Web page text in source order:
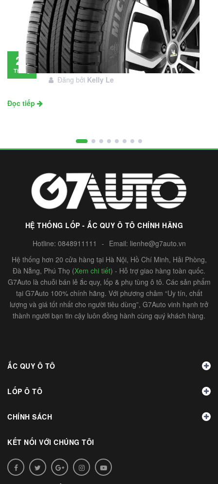
28
Tháng
Đánh giá lốp Michelin Primacy SUV: Đáng
đầu tư không?
Đăng bởi Kelly Le
Đọc tiếp
HỆ THỐNG LỐP - ẮC QUY Ô TÔ CHÍNH HÃNG
Hotline: 0848911111 - Email: lienhe@g7auto.vn
Hệ thống hơn 20 cửa hàng tại Hà Nội, Hồ Chí Minh, Hải Phòng,
Đà Nẵng, Phú Thọ (Xem chi tiết) - Hỗ trợ giao hàng toàn quốc.
G7Auto là chuỗi bán lẻ ắc quy, lốp & phụ tùng ô tô. Các sản phẩm
tại G7Auto 100% chính hãng. Với phương châm “Uy tín, chất
lượng và giá tốt nhất cho người tiêu dùng”, G7Auto vinh hạnh trở
thành người bạn tin cậy luôn đồng hành cùng quý khách hàng.
ẮC QUY Ô TÔ
LỐP Ô TÔ
CHÍNH SÁCH
KẾT NỐI VỚI CHÚNG TÔI